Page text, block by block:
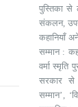
पुस्तिका
संकलन,
कहानियाँ
सम्मान :
वर्मा स्मृति
सरकार से
सम्मान’,